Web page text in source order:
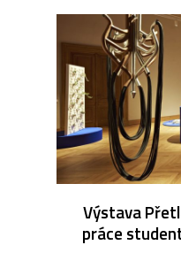
Výstava
práce